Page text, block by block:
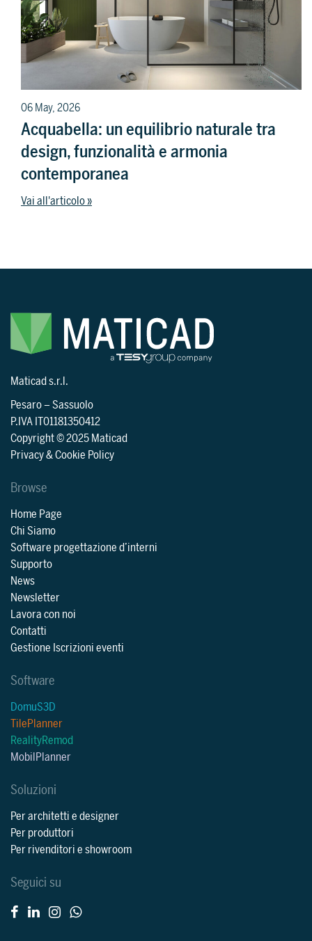
06 May, 2026
Acquabella: un equilibrio naturale tra
design, funzionalità e armonia
contemporanea
Vai all'articolo »
Maticad s.r.l.
Pesaro–Sassuolo
P.IVA IT01181350412
Copyright © 2025 Maticad
Privacy & Cookie Policy
Browse
Home Page
Chi Siamo
Software progettazione d’interni
Supporto
News
Newsletter
Lavora con noi
Contatti
Gestione Iscrizioni eventi
Software
DomuS3D
TilePlanner
RealityRemod
MobilPlanner
Soluzioni
Per architetti e designer
Per produttori
Per rivenditori e showroom
Seguici su